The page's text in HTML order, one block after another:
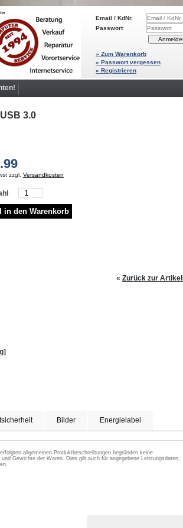
Email / KdNr.
Passwort
» Zum Warenkorb
» Passwort vergessen
» Registrieren
3.0
zzgl. Versandkosten
« Zurück zur
Bilder Energielabel
allgemeinen Produktbeschreibungen begründen keine
Gewichte der Waren. Dies gilt auch für angegebene Leistungsdaten,